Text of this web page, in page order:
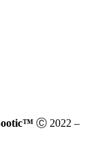
Ⓒ 2022 –